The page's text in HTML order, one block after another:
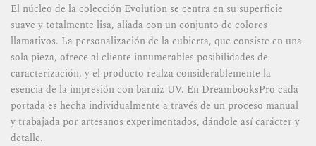
El núcleo de la colección Evolution se centra en su superficie
suave y totalmente lisa, aliada con un conjunto de colores
llamativos. La personalización de la cubierta, que consiste en una
sola pieza, ofrece al cliente innumerables posibilidades de
caracterización, y el producto realza considerablemente la
esencia de la impresión con barniz UV. En DreambooksPro cada
portada es hecha individualmente a través de un proceso manual
y trabajada por artesanos experimentados, dándole así carácter y
detalle.